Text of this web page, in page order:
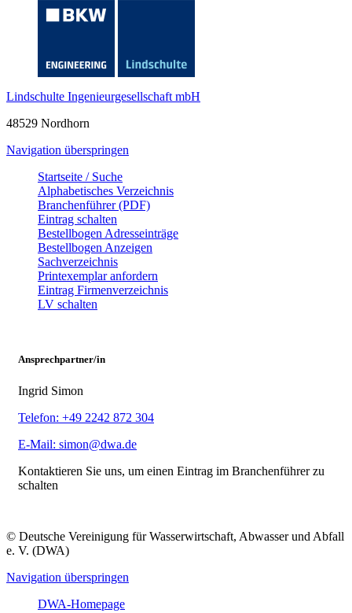
Lindschulte Ingenieurgesellschaft mbH
48529 Nordhorn
Navigation überspringen
Startseite / Suche
Alphabetisches Verzeichnis
Branchenführer (PDF)
Eintrag schalten
Bestellbogen Adresseinträge
Bestellbogen Anzeigen
Sachverzeichnis
Printexemplar anfordern
Eintrag Firmenverzeichnis
LV schalten
Ansprechpartner/in
Ingrid Simon
Telefon: +49 2242 872 304
E-Mail: simon@dwa.de
Kontaktieren Sie uns, um einen Eintrag im Branchenführer zu
schalten
© Deutsche Vereinigung für Wasserwirtschaft, Abwasser und Abfall
e. V. (DWA)
Navigation überspringen
DWA-Homepage